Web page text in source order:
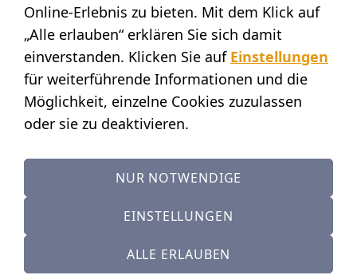
Maja Schmid
Luzernerstr. 14
CH-6353 Weggis
SHOWROOM
STANDORT:
Calendariaweg 1
(nur auf Terminvereinbarung)
Online-Erlebnis zu bieten. Mit dem Klick auf
„Alle erlauben“ erklären Sie sich damit
einverstanden. Klicken Sie auf Einstellungen
für weiterführende Informationen und die
Möglichkeit, einzelne Cookies zuzulassen
oder sie zu deaktivieren.
NUR NOTWENDIGE
EINSTELLUNGEN
ALLE ERLAUBEN